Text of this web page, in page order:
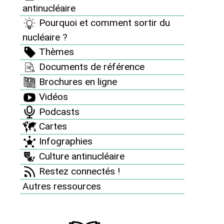
antinucléaire
Pourquoi et comment sortir du
nucléaire ?
Thèmes
Documents de référence
Brochures en ligne
Vidéos
Podcasts
Cartes
Infographies
Culture antinucléaire
Restez connectés !
Autres ressources
Ci-dessous, les incidents et accidents sont classés par date et
une pastille de couleur indique leur niveau de gravité selon
notre propre classement : noir (catastrophe), rouge (grave),
orange (moyen), jaune (bas).
2710 incidents/accidents
Trier par date d'ajout Trier par date d'accident
< 1 2 3 4 5 6 7 8
9 ... 271 >